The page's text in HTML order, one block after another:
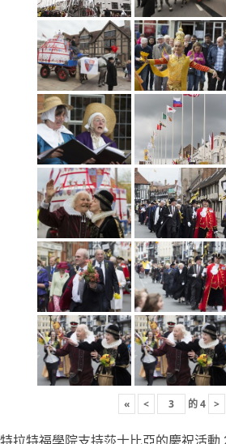
« < 的4 >
拉特福學院支持莎士比亞的慶祝活動